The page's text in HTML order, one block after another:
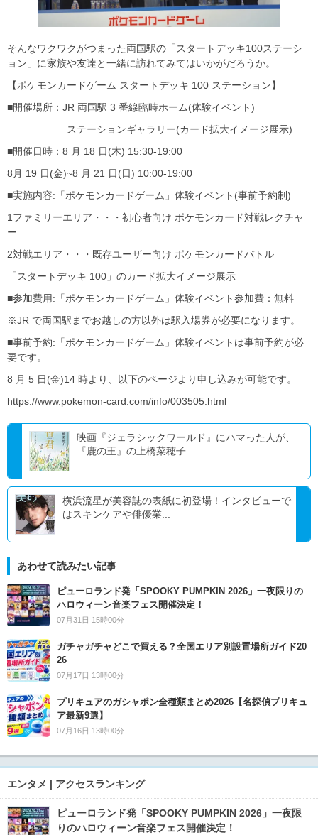
そんなワクワクがつまった両国駅の「スタートデッキ100ステーシ
ョン」に家族や友達と一緒に訪れてみてはいかがだろうか。
【ポケモンカードゲーム スタートデッキ 100 ステーション】
■開催場所：JR 両国駅 3 番線臨時ホーム(体験イベント)
ステーションギャラリー(カード拡大イメージ展示)
■開催日時：8 月 18 日(木) 15:30-19:00
8月 19 日(金)~8 月 21 日(日) 10:00-19:00
■実施内容:「ポケモンカードゲーム」体験イベント(事前予約制)
1ファミリーエリア・・・初心者向け ポケモンカード対戦レクチャ
ー
2対戦エリア・・・既存ユーザー向け ポケモンカードバトル
「スタートデッキ 100」のカード拡大イメージ展示
■参加費用:「ポケモンカードゲーム」体験イベント参加費：無料
※JR で両国駅までお越しの方以外は駅入場券が必要になります。
■事前予約:「ポケモンカードゲーム」体験イベントは事前予約が必
要です。
8 月 5 日(金)14 時より、以下のページより申し込みが可能です。
https://www.pokemon-card.com/info/003505.html
映画『ジェラシックワールド』にハマった人が、
『鹿の王』の上橋菜穂子...
横浜流星が美容誌の表紙に初登場！インタビューで
はスキンケアや俳優業...
あわせて読みたい記事
ピューロランド発「SPOOKY PUMPKIN 2026」一夜限りの
ハロウィーン音楽フェス開催決定！
07月31日 15時00分
ガチャガチャどこで買える？全国エリア別設置場所ガイド20
26
07月17日 13時00分
プリキュアのガシャポン全種類まとめ2026【名探偵プリキュ
ア最新9選】
07月16日 13時00分
エンタメ | アクセスランキング
ピューロランド発「SPOOKY PUMPKIN 2026」一夜限
りのハロウィーン音楽フェス開催決定！